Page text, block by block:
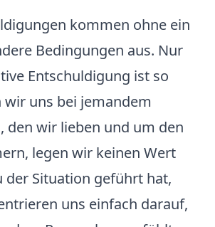
kommen ohne ein
Bedingungen aus. Nur
Entschuldigung ist so
wir uns bei jemandem
den wir lieben und um den
legen wir keinen Wert
der Situation geführt hat,
uns einfach darauf,